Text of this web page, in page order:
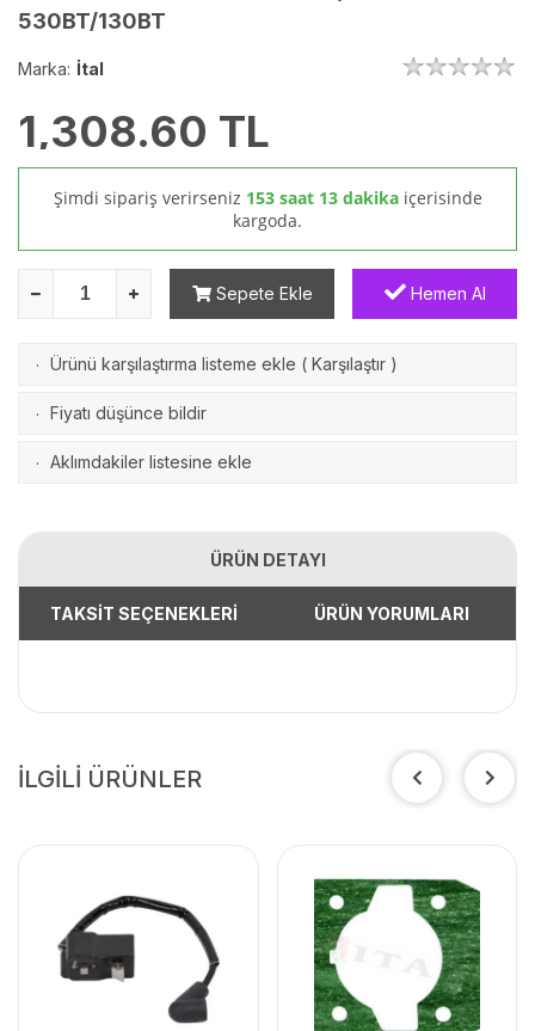
530BT/130BT
Marka: İtal
1,308.60 TL
Şimdi sipariş verirseniz 153 saat 13 dakika içerisinde
kargoda.
Sepete Ekle Hemen Al
· Ürünü karşılaştırma listeme ekle ( Karşılaştır )
· Fiyatı düşünce bildir
· Aklımdakiler listesine ekle
ÜRÜN DETAYI
TAKSİT SEÇENEKLERİ ÜRÜN YORUMLARI
İLGİLİ ÜRÜNLER